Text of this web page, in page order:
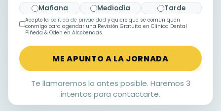
Mañana
Mediodía Tarde
Acepto la política de privacidad y quiero que se comuniquen
conmigo para agendar una Revisión Gratuita en Clínica Dental
Piñeda & Odeh enAlcobendas.
Te llamaremos lo antes posible. Haremos 3
intentos para contactarte.